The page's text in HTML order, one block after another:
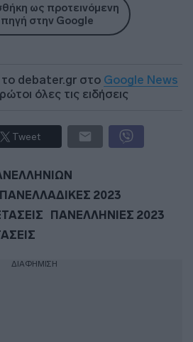
ως προτεινόμενη
πηγή στην Google
debater.gr στο Google News
όλες τις ειδήσεις
Tweet
ΠΑΝΕΛΛΑΔΙΚΕΣ 2023
ΠΑΝΕΛΛΗΝΙΕΣ 2023
ΔΙΑΦΗΜΙΣΗ